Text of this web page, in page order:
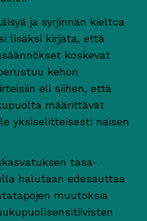
ja syrjinnän kieltoa
lisäksi kirjata, että
koskevat
kehon
eli siihen, että
määrittävät
yksiselitteisesti naisen
tasa-
halutaan edesauttaa
muutoksia